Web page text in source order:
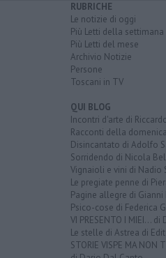
RUBRICHE
Le notizie di oggi
Più Letti della settimana
Più Letti del mese
Archivio Notizie
Persone
Toscani in TV
QUI BLOG
Incontri d'arte di
Racconti della
Disincantato di Adolfo
Sorridendo di Nicola
Vignaioli e vini di Nadio
Le pregiate penne di
Pagine allegre di Gianni
Psico-cose di Federica
VI PRESENTO I MIEI...
Le stelle di Astrea di
STORIE VISPE MA NON